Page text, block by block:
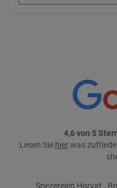
4,6 von 5
Lesen Sie hierwas
Spezereien Horvat .